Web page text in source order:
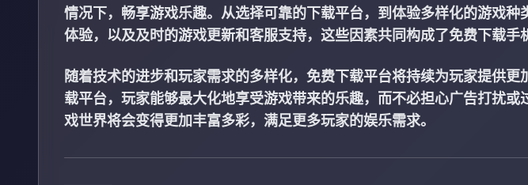
情况下，畅享游戏乐趣。从选择可靠的下载平台，到体验多样化的游戏种
体验，以及及时的游戏更新和客服支持，这些因素共同构成了免费下载手
随着技术的进步和玩家需求的多样化，免费下载平台将持续为玩家提供
载平台，玩家能够最大化地享受游戏带来的乐趣，而不必担心广告打扰
戏世界将会变得更加丰富多彩，满足更多玩家的娱乐需求。